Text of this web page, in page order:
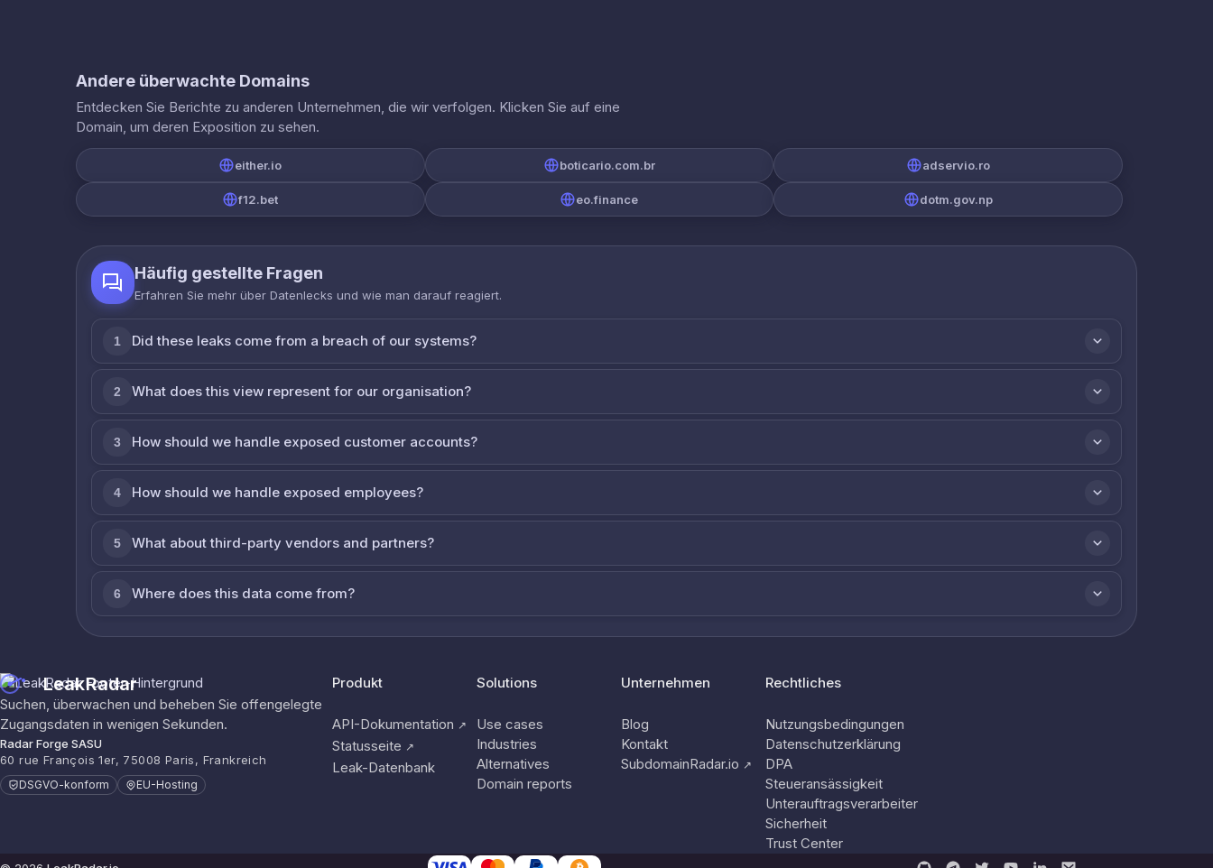
Andere überwachte Domains
Entdecken Sie Berichte zu anderen Unternehmen, die wir verfolgen. Klicken Sie auf eine
Domain, um deren Exposition zu sehen.
either.io boticario.com.br adservio.ro
f12.bet eo.finance dotm.gov.np
Häufig gestellte Fragen
Erfahren Sie mehr über Datenlecks und wie man darauf reagiert.
1 Did these leaks come from a breach of our systems?
2 What does this view represent for our organisation?
3 How should we handle exposed customer accounts?
4 How should we handle exposed employees?
5 What about third-party vendors and partners?
6 Where does this data come from?
LeakRadar
Suchen, überwachen und beheben Sie offengelegte
Zugangsdaten in wenigen Sekunden.
Radar Forge SASU
60 rue François 1er, 75008 Paris, Frankreich
DSGVO-konform EU-Hosting
Produkt
API-Dokumentation ↗
Statusseite ↗
Leak-Datenbank
Solutions
Use cases
Industries
Alternatives
Domain reports
Unternehmen
Blog
Kontakt
SubdomainRadar.io ↗
Rechtliches
Nutzungsbedingungen
Datenschutzerklärung
DPA
Steueransässigkeit
Unterauftragsverarbeiter
Sicherheit
Trust Center